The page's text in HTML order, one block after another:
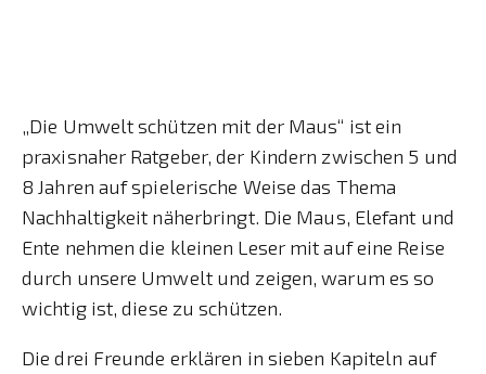
„Die Umwelt schützen mit der Maus“ ist ein
praxisnaher Ratgeber, der Kindern zwischen 5 und
8 Jahren auf spielerische Weise das Thema
Nachhaltigkeit näherbringt. Die Maus, Elefant und
Ente nehmen die kleinen Leser mit auf eine Reise
durch unsere Umwelt und zeigen, warum es so
wichtig ist, diese zu schützen.
Die drei Freunde erklären in sieben Kapiteln auf